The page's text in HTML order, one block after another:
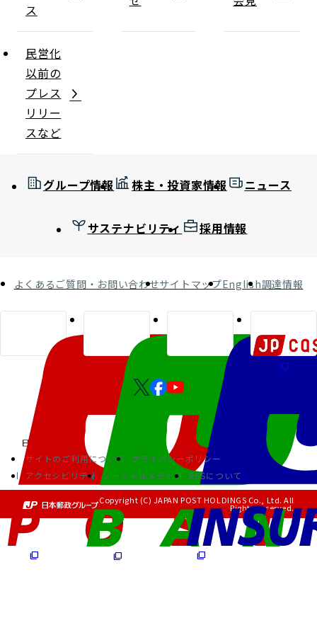
ス
民営化
以前の
プレス
リリー
スなど
グループ情報 株主・投資家情報 ニュース
サステナビリティ 採用情報
よくあるご質問・お問い合わせサイトマップEnglish調達情報
サイトのご利用について
プライバシーポリシー
アクセシビリティ
ソーシャルメディア RSSについて
Copyright (C) JAPAN POST HOLDINGS Co., Ltd. All
Rights Reserved.